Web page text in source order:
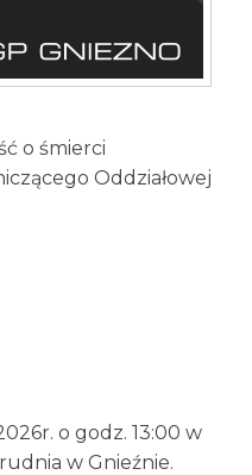
o śmierci
Oddziałowej
o godz. 13:00 w
w Gnieźnie.